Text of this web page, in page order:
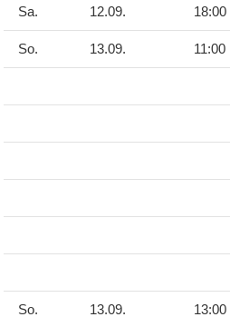
Sa. 12.09. 18:00
So. 13.09. 11:00
So. 13.09. 13:00